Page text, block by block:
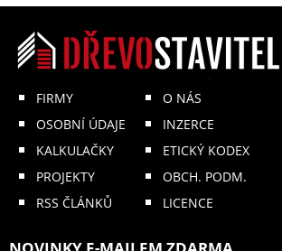
FIRMY
OSOBNÍ ÚDAJE
KALKULAČKY
PROJEKTY
RSS ČLÁNKŮ
O NÁS
INZERCE
ETICKÝ KODEX
OBCH. PODM.
LICENCE